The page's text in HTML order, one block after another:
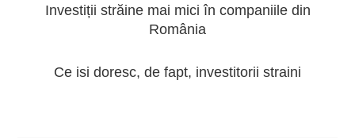
Investiții străine mai mici în companiile din
România
Ce isi doresc, de fapt, investitorii straini